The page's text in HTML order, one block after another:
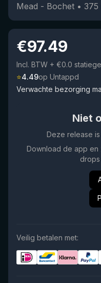
Mead - Bochet • 375
€97.49
Incl. BTW + €0.0
⭐4.49op Untappd
Verwachte bezorging
Niet
Deze release
Download de app en
drops
Veilig betalen met: